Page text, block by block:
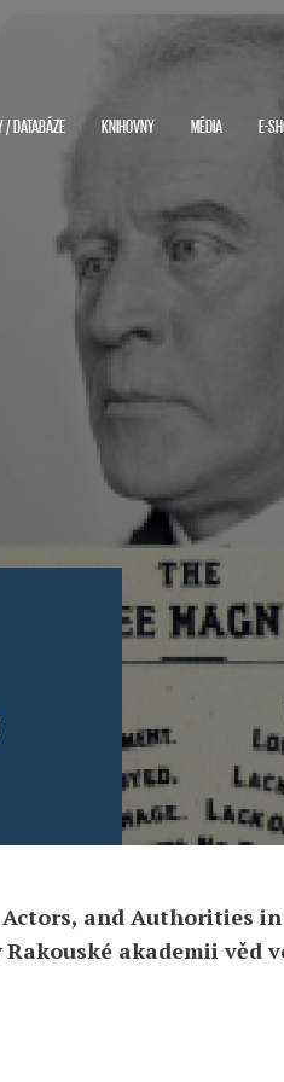
/ DATABÁZE KNIHOVNY MÉDIA E-
and Authorities
Rakouské akademii věd